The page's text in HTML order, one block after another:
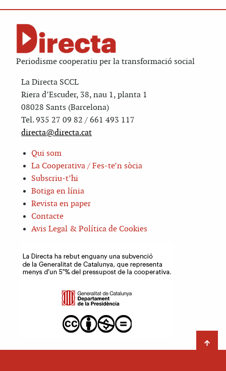
Periodisme cooperatiu per la transformació social
La Directa SCCL
Riera d’Escuder, 38, nau 1, planta 1
08028 Sants (Barcelona)
Tel. 935 27 09 82 / 661 493 117
directa@directa.cat
Qui som
La Cooperativa / Fes-te’n sòcia
Subscriu-t’hi
Botiga en línia
Revista en paper
Contacte
Avis Legal & Política de Cookies